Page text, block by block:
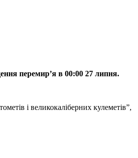
перемир’я в 00:00 27 липня.
і великокаліберних кулеметів”,